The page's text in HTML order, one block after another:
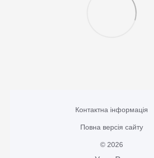
Контактна інформація
Повна версія сайту
© 2026